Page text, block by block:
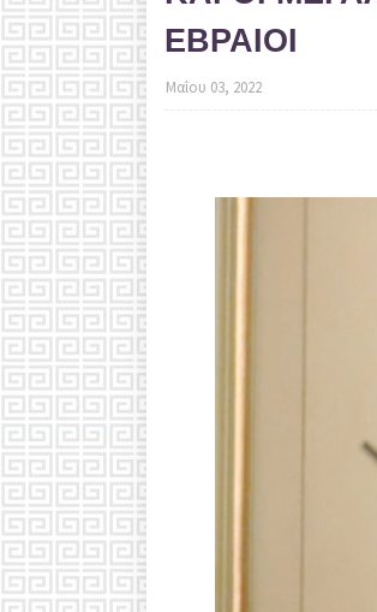
ΕΒΡΑΙΟΙ
Μαΐου 03, 2022